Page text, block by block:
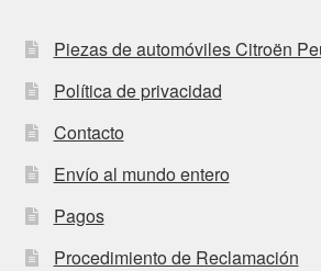
Piezas de automóviles Citroën
Política de privacidad
Contacto
Envío al mundo entero
Pagos
Procedimiento de Reclamación